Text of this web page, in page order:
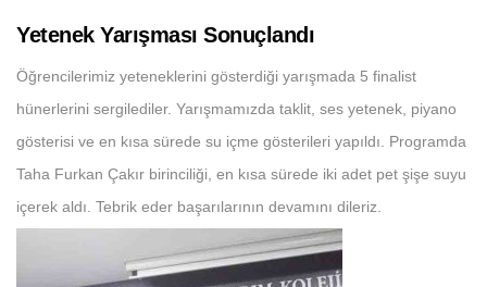
Yetenek Yarışması Sonuçlandı
Öğrencilerimiz yeteneklerini gösterdiği yarışmada 5 finalist
hünerlerini sergilediler. Yarışmamızda taklit, ses yetenek, piyano
gösterisi ve en kısa sürede su içme gösterileri yapıldı. Programda
Taha Furkan Çakır birinciliği, en kısa sürede iki adet pet şişe suyu
içerek aldı. Tebrik eder başarılarının devamını dileriz.